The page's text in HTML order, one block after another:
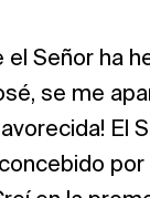
el Señor ha
se me
El